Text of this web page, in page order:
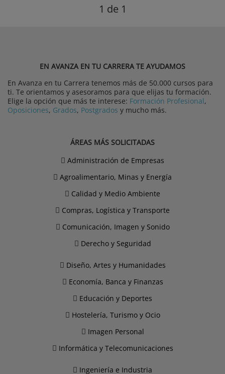
1 de 1
EN AVANZA EN TU CARRERA TE AYUDAMOS
En Avanza en tu Carrera tenemos más de 50.000 cursos para
ti. Te orientamos y asesoramos para que elijas tu formación.
Elige la opción que más te interese: Formación Profesional,
Oposiciones, Grados, Postgrados y mucho más.
ÁREAS MÁS SOLICITADAS
Administración de Empresas
Agroalimentario, Minas y Energía
Calidad y Medio Ambiente
Compras, Logística y Transporte
Comunicación, Imagen y Sonido
Derecho y Seguridad
Diseño, Artes y Humanidades
Economía, Banca y Finanzas
Educación y Deportes
Hostelería, Turismo y Ocio
Imagen Personal
Informática y Telecomunicaciones
Ingeniería e Industria